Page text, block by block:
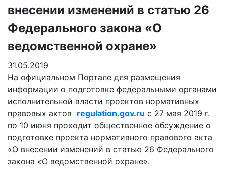
внесении изменений в статью 26
Федерального закона «О
ведомственной охране»
31.05.2019
На официальном Портале для размещения
информации о подготовке федеральными органами
исполнительной власти проектов нормативных
правовых актов regulation.gov.ru с 27 мая 2019 г.
по 10 июня проходит общественное обсуждение о
подготовке проекта нормативного правового акта
«О внесении изменений в статью 26 Федерального
закона «О ведомственной охране».